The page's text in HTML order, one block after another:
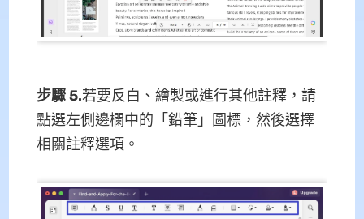
步驟 5.若要反白、繪製或進行其他註釋，請
點選左側邊欄中的「鉛筆」圖標，然後選擇
相關註釋選項。